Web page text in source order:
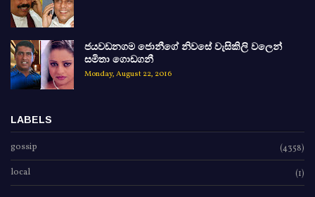
ජයවඩනගම ජොනීගේ නිවසේ වැසිකිලි වලෙන්
සමිතා ගොඩගනී
Monday, August 22, 2016
LABELS
gossip (4358)
local (1)